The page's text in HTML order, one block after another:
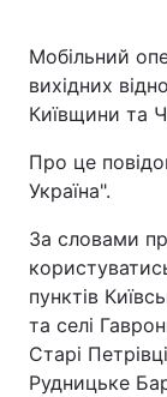
Мобільний
вихідних
Київщини та
Про це
Україна".
За словами
пунктів
та селі
Cтарі
Рудницьке